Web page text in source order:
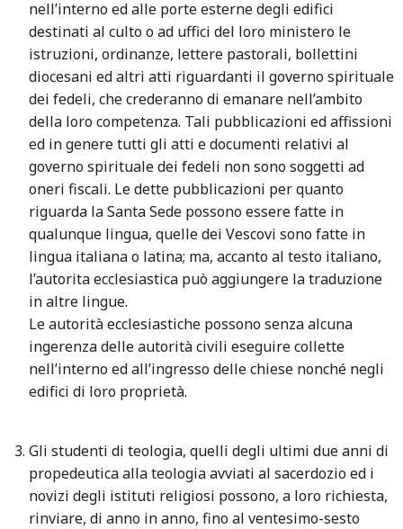
nell’interno ed alle porte esterne degli edifici
destinati al culto o ad uffici del loro ministero le
istruzioni, ordinanze, lettere pastorali, bollettini
diocesani ed altri atti riguardanti il governo spirituale
dei fedeli, che crederanno di emanare nell’ambito
della loro competenza. Tali pubblicazioni ed affissioni
ed in genere tutti gli atti e documenti relativi al
governo spirituale dei fedeli non sono soggetti ad
oneri fiscali. Le dette pubblicazioni per quanto
riguarda la Santa Sede possono essere fatte in
qualunque lingua, quelle dei Vescovi sono fatte in
lingua italiana o latina; ma, accanto al testo italiano,
l’autorita ecclesiastica può aggiungere la traduzione
in altre lingue.
Le autorità ecclesiastiche possono senza alcuna
ingerenza delle autorità civili eseguire collette
nell’interno ed all’ingresso delle chiese nonché negli
edifici di loro proprietà.
Gli studenti di teologia, quelli degli ultimi due anni di
propedeutica alla teologia avviati al sacerdozio ed i
novizi degli istituti religiosi possono, a loro richiesta,
rinviare, di anno in anno, fino al ventesimo-sesto